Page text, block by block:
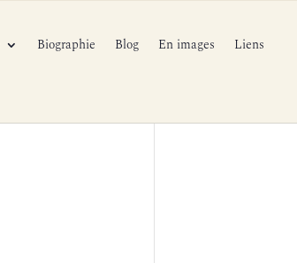
Biographie Blog En images Liens